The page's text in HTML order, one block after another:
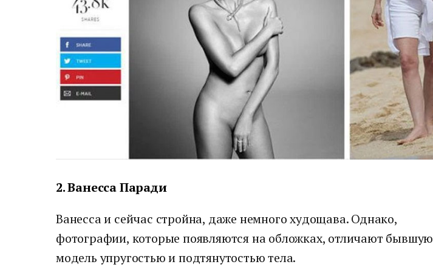
2. Ванесса Паради
Ванесса и сейчас стройна, даже немного худощава. Однако,
фотографии, которые появляются на обложках, отличают бывшую
модель упругостью и подтянутостью тела.